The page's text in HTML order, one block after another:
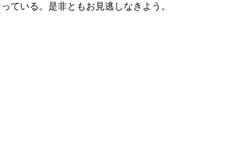
ている。是非ともお見逃しなきよう。